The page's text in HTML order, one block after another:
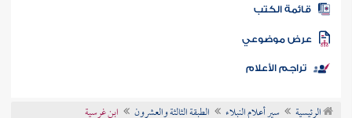
المكتبة
الكتب
موضوعي
تراجم الأعلام
الرئيسية سير أعلام النبلاء الطبقة الثالثة والعشرون ابن غرسية